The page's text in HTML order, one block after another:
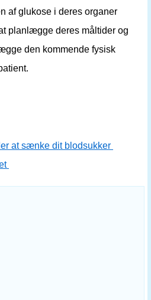
af glukose i deres organer
planlægge deres måltider og
den kommende fysisk
at sænke dit blodsukker